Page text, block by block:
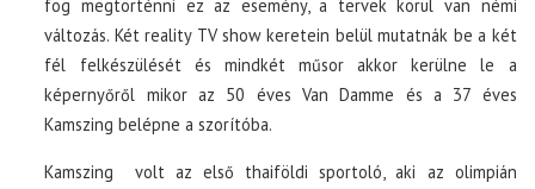
fog megtörténni ez az esemény, a tervek körül van némi
változás. Két reality TV show keretein belül mutatnák be a két
fél felkészülését és mindkét műsor akkor kerülne le a
képernyőről mikor az 50 éves Van Damme és a 37 éves
Kamszing belépne a szorítóba.
Kamszing volt az első thaiföldi sportoló, aki az olimpián